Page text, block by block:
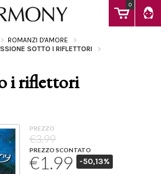
0
ROMANZI D'AMORE
SOTTO I RIFLETTORI
i riflettori
PREZZO
€3.99
PREZZO SCONTATO
€1.99 -50,13%